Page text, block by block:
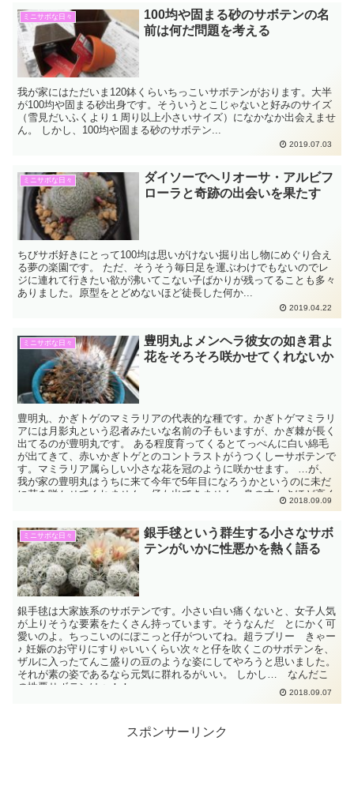
ミニサボな日々
100均や固まる砂のサボテンの名
前は何だ問題を考える
我が家にはただいま120鉢くらいちっこいサボテンがおります。大半
が100均や固まる砂出身です。そういうとこじゃないと好みのサイズ
（雪見だいふくより１周り以上小さいサイズ）になかなか出会えませ
ん。 しかし、100均や固まる砂のサボテン...
2019.07.03
ミニサボな日々
ダイソーでヘリオーサ・アルビフ
ローラと奇跡の出会いを果たす
ちびサボ好きにとって100均は思いがけない掘り出し物にめぐり合え
る夢の楽園です。 ただ、そうそう毎日足を運ぶわけでもないのでレ
ジに連れて行きたい欲が沸いてこない子ばかりが残ってることも多々
ありました。原型をとどめないほど徒長した何か...
2019.04.22
ミニサボな日々
豊明丸よメンヘラ彼女の如き君よ
花をそろそろ咲かせてくれないか
豊明丸、かぎトゲのマミラリアの代表的な種です。かぎトゲマミラリ
アには月影丸という忍者みたいな名前の子もいますが、かぎ棘が長く
出てるのが豊明丸です。 ある程度育ってくるとてっぺんに白い綿毛
が出てきて、赤いかぎトゲとのコントラストがうつくしーサボテンで
す。マミラリア属らしい小さな花を冠のように咲かせます。 …が、
我が家の豊明丸はうちに来て今年で5年目になろうかというのに未だ
に花を咲かせてくれません。仔も出てきません。身の丈もさほど高く
ならず、代わりにメンヘラ女子的始末の悪さを身に備えていて悩まし
2018.09.09
ミニサボな日々
銀手毬という群生する小さなサボ
テンがいかに性悪かを熱く語る
銀手毬は大家族系のサボテンです。小さい白い痛くないと、女子人気
が上りそうな要素をたくさん持っています。そうなんだ とにかく可
愛いのよ。ちっこいのにぽこっと仔がついてね。超ラブリー きゃー
♪ 妊娠のお守りにすりゃいいくらい次々と仔を吹くこのサボテンを、
ザルに入ったてんこ盛りの豆のような姿にしてやろうと思いました。
それが素の姿であるなら元気に群れるがいい。 しかし… なんだこ
の性悪サボテンはぁ！！
2018.09.07
スポンサーリンク